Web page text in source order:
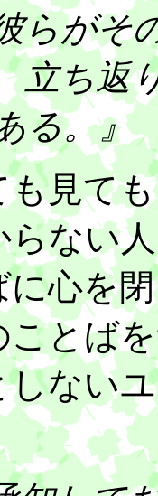
らがそ
立ち返
る。』
見ても
ない
心を
とば
ない